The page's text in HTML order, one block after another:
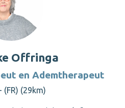
Offringa
en Ademtherapeut
(FR) (29km)